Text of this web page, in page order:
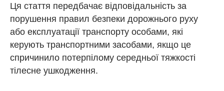
Ця стаття передбачає відповідальність за
порушення правил безпеки дорожнього руху
або експлуатації транспорту особами, які
керують транспортними засобами, якщо це
спричинило потерпілому середньої тяжкості
тілесне ушкодження.